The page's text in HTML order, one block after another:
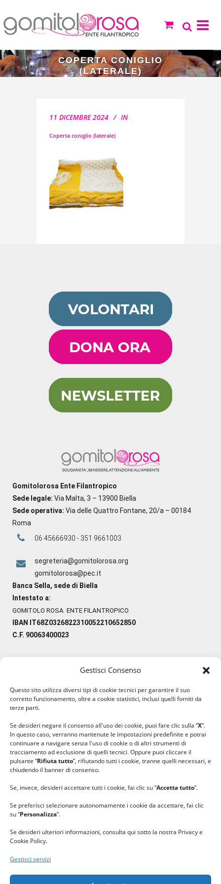
Gestisci Consenso
Questo sito utilizza diversi tipi di cookie tecnici per garantire il suo
corretto funzionamento, oltre a cookie statistici, inclusi quelli forniti da
terze parti.
Se desideri negare il consenso all'uso dei cookie, puoi fare clic sulla “X”.
In questo caso, verranno mantenute le impostazioni predefinite e potrai
continuare a navigare senza l'uso di cookie o di altri strumenti di
tracciamento ad esclusione di quelli tecnici. Oppure puoi cliccare il
pulsante “Rifiuta tutto”, rifiutando tutti i cookie, tranne quelli necessari, e
chiudendo il banner di consenso.
Se, invece, desideri accettare tutti i cookie, fai clic su “Accetta tutto”.
Se preferisci selezionare autonomamente i cookie da accettare, fai clic
su “Personalizza”.
Se desideri ulteriori informazioni, consulta qui sotto la nostra Privacy e
Cookie Policy.
Gestisci servizi
COPERTA CONIGLIO
(LATERALE)
11 DICEMBRE 2024 IN
Coperta coniglio (laterale)
Gomitolorosa Ente Filantropico
Sede legale: Via Malta, 3 – 13900 Biella
Sede operativa: Via delle Quattro Fontane, 20/a – 00184
Roma
06 45666930 - 351 9661003
segreteria@gomitolorosa.org
gomitolorosa@pec.it
Banca Sella, sede di Biella
Intestato a:
GOMITOLO ROSA ENTE FILANTROPICO
IBAN IT68Z0326822310052210652850
C.F. 90063400023
#lanaterapia
#ilcaloredellempatia